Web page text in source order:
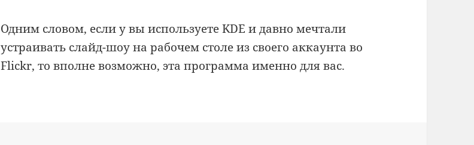
Одним словом, если у вы используете KDE и давно мечтали
устраивать слайд-шоу на рабочем столе из своего аккаунта во
Flickr, то вполне возможно, эта программа именно для вас.